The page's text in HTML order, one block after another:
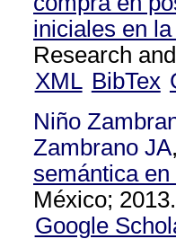
iniciales en
Research
XML BibTex
Niño
Zambrano JA,
semántica
México; 2013.
Google